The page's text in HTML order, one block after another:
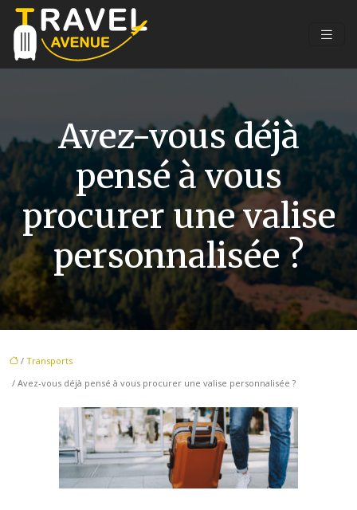
Avez-vous déjà
pensé à vous
procurer une valise
personnalisée ?
/ Transports
/ Avez-vous déjà pensé à vous procurer une valise personnalisée ?